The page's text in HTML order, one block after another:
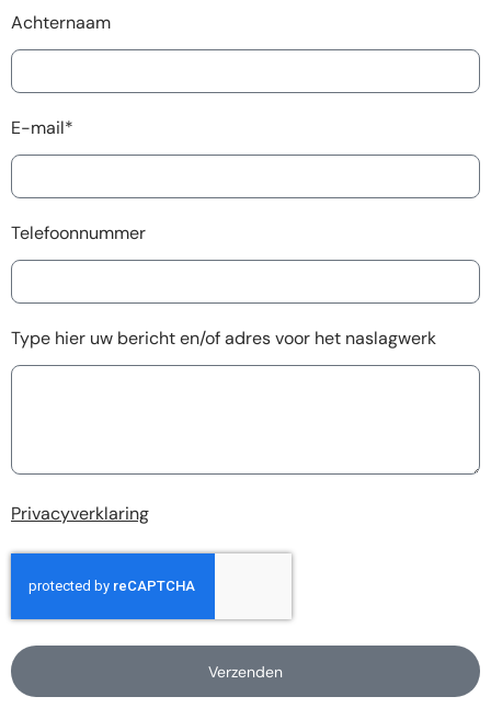
Achternaam
E-mail*
Telefoonnummer
Type hier uw bericht en/of adres voor het naslagwerk
Privacyverklaring
Verzenden